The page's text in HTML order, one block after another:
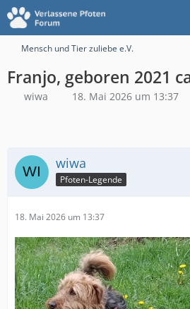
Mensch und Tier zuliebe e.V.
Franjo, geboren 2021
wiwa 18. Mai 2026 um 13:37
wiwa
Pfoten-Legende
18. Mai 2026 um 13:37